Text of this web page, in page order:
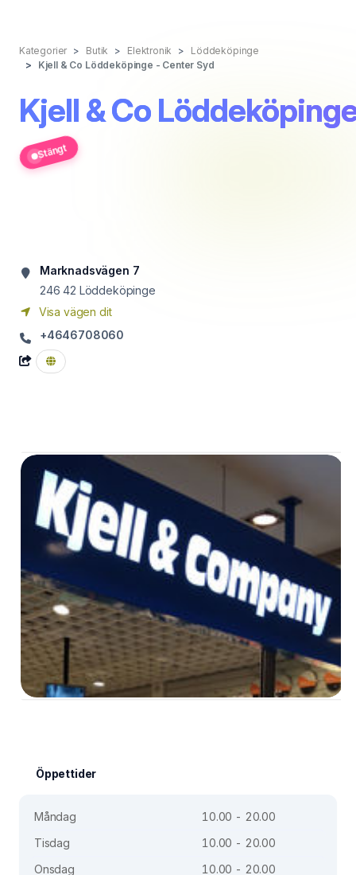
Kategorier Butik Elektronik
Löddeköpinge
Kjell & Co Löddeköpinge - Center Syd
Kjell & Co
Stängt
Marknadsvägen 7
246 42 Löddeköpinge
Visa vägen dit
+4646708060
Öppettider
Måndag
10.00 - 20.00
Tisdag
10.00 - 20.00
Onsdag
10.00 - 20.00